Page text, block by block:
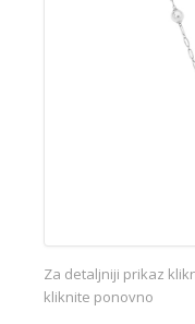
Za detaljniji prikaz
kliknite ponovno